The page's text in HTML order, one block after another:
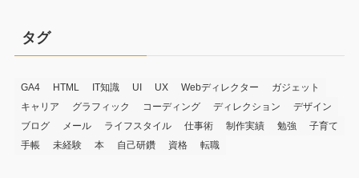
タグ
GA4 HTML IT知識 UI UX Webディレクター
ガジェット
キャリア
グラフィック コーディング ディレクション
デザイン
ブログ
メール ライフスタイル 仕事術 制作実績 勉強
子育て
手帳
未経験 本 自己研鑽 資格 転職